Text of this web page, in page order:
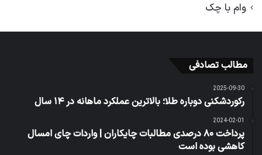
وام با چک
مطالب تصادفی
2025-09-30
رکوردشکنی دوباره طلا؛ بالاترین عملکرد ماهانه در ۱۴ سال
2024-02-01
پرداخت ۸۰ درصدی مطالبات چایکاران | واردات چای امسال
کاهشی بوده است